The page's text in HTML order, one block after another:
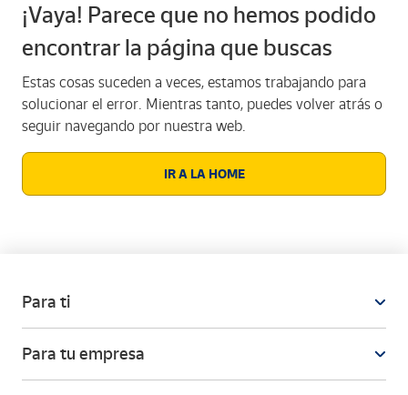
¡Vaya! Parece que no hemos podido
encontrar la página que buscas
Estas cosas suceden a veces, estamos trabajando para
solucionar el error. Mientras tanto, puedes volver atrás o
seguir navegando por nuestra web.
IR A LA HOME
Para ti
Para tu empresa